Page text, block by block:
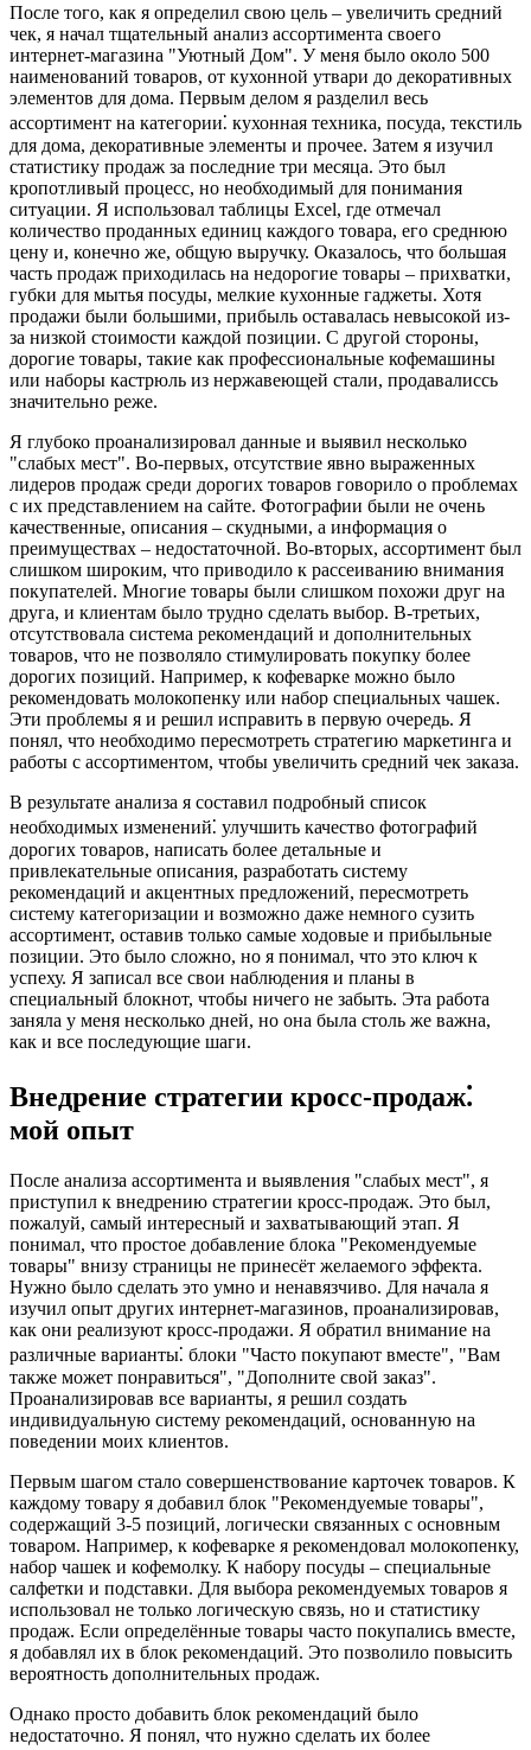
После того, как я определил свою цель – увеличить средний
чек, я начал тщательный анализ ассортимента своего
интернет-магазина "Уютный Дом". У меня было около 500
наименований товаров, от кухонной утвари до декоративных
элементов для дома. Первым делом я разделил весь
ассортимент на категории⁚ кухонная техника, посуда, текстиль
для дома, декоративные элементы и прочее. Затем я изучил
статистику продаж за последние три месяца. Это был
кропотливый процесс, но необходимый для понимания
ситуации. Я использовал таблицы Excel, где отмечал
количество проданных единиц каждого товара, его среднюю
цену и, конечно же, общую выручку. Оказалось, что большая
часть продаж приходилась на недорогие товары – прихватки,
губки для мытья посуды, мелкие кухонные гаджеты. Хотя
продажи были большими, прибыль оставалась невысокой из-
за низкой стоимости каждой позиции. С другой стороны,
дорогие товары, такие как профессиональные кофемашины
или наборы кастрюль из нержавеющей стали, продавалиссь
значительно реже.
Я глубоко проанализировал данные и выявил несколько
"слабых мест". Во-первых, отсутствие явно выраженных
лидеров продаж среди дорогих товаров говорило о проблемах
с их представлением на сайте. Фотографии были не очень
качественные, описания – скудными, а информация о
преимуществах – недостаточной. Во-вторых, ассортимент был
слишком широким, что приводило к рассеиванию внимания
покупателей. Многие товары были слишком похожи друг на
друга, и клиентам было трудно сделать выбор. В-третьих,
отсутствовала система рекомендаций и дополнительных
товаров, что не позволяло стимулировать покупку более
дорогих позиций. Например, к кофеварке можно было
рекомендовать молокопенку или набор специальных чашек.
Эти проблемы я и решил исправить в первую очередь. Я
понял, что необходимо пересмотреть стратегию маркетинга и
работы с ассортиментом, чтобы увеличить средний чек заказа.
В результате анализа я составил подробный список
необходимых изменений⁚ улучшить качество фотографий
дорогих товаров, написать более детальные и
привлекательные описания, разработать систему
рекомендаций и акцентных предложений, пересмотреть
систему категоризации и возможно даже немного сузить
ассортимент, оставив только самые ходовые и прибыльные
позиции. Это было сложно, но я понимал, что это ключ к
успеху. Я записал все свои наблюдения и планы в
специальный блокнот, чтобы ничего не забыть. Эта работа
заняла у меня несколько дней, но она была столь же важна,
как и все последующие шаги.
Внедрение стратегии кросс-продаж⁚
мой опыт
После анализа ассортимента и выявления "слабых мест", я
приступил к внедрению стратегии кросс-продаж. Это был,
пожалуй, самый интересный и захватывающий этап. Я
понимал, что простое добавление блока "Рекомендуемые
товары" внизу страницы не принесёт желаемого эффекта.
Нужно было сделать это умно и ненавязчиво. Для начала я
изучил опыт других интернет-магазинов, проанализировав,
как они реализуют кросс-продажи. Я обратил внимание на
различные варианты⁚ блоки "Часто покупают вместе", "Вам
также может понравиться", "Дополните свой заказ".
Проанализировав все варианты, я решил создать
индивидуальную систему рекомендаций, основанную на
поведении моих клиентов.
Первым шагом стало совершенствование карточек товаров. К
каждому товару я добавил блок "Рекомендуемые товары",
содержащий 3-5 позиций, логически связанных с основным
товаром. Например, к кофеварке я рекомендовал молокопенку,
набор чашек и кофемолку. К набору посуды – специальные
салфетки и подставки. Для выбора рекомендуемых товаров я
использовал не только логическую связь, но и статистику
продаж. Если определённые товары часто покупались вместе,
я добавлял их в блок рекомендаций. Это позволило повысить
вероятность дополнительных продаж.
Однако просто добавить блок рекомендаций было
недостаточно. Я понял, что нужно сделать их более